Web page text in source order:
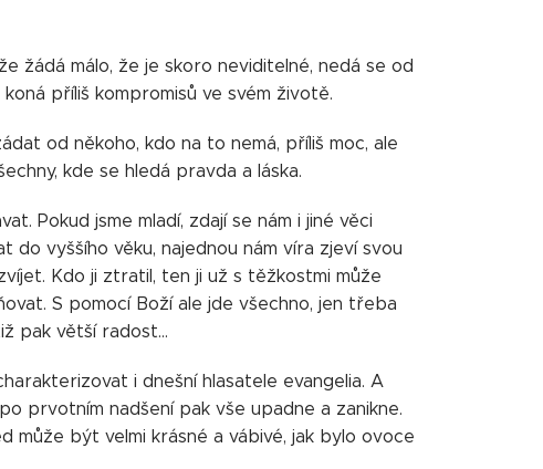
žádá málo, že je skoro neviditelné, nedá se od
příliš kompromisů ve svém životě.
od někoho, kdo na to nemá, příliš moc, ale
kde se hledá pravda a láska.
Pokud jsme mladí, zdají se nám i jiné věci
vyššího věku, najednou nám víra zjeví svou
Kdo ji ztratil, ten ji už s těžkostmi může
S pomocí Boží ale jde všechno, jen třeba
pak větší radost...
i dnešní hlasatele evangelia. A
prvotním nadšení pak vše upadne a zanikne.
může být velmi krásné a vábivé, jak bylo ovoce